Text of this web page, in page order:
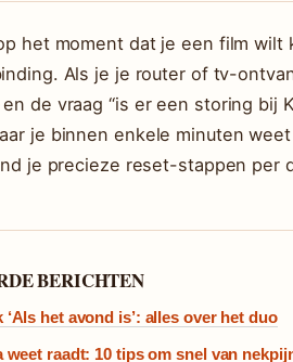
het moment dat je een film
Als je je router of tv-
de vraag “is er een storing bij
je binnen enkele minuten
je precieze reset-stappen
BERICHTEN
‘Als het avond is’: alles over het duo
weet raadt: 10 tips om snel van